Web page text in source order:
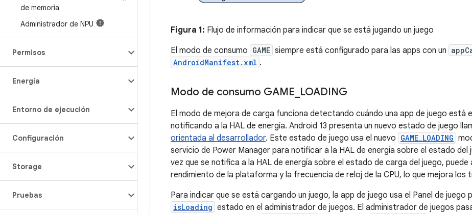
de memoria
Administrador de NPU
Permisos
Energía
Entorno de ejecución
Configuración
Storage
Pruebas
Figura 1: Flujo de información para indicar que se está jugando un juego
El modo de consumo GAME siempre está configurado para las apps con un
AndroidManifest.xml .
Modo de consumo GAME LOADING
El modo de mejora de carga funciona detectando cuándo una app de juego está
notificando a la HAL de energía. Android 13 presenta un nuevo estado de juego
orientada al desarrollador. Este estado de juego usa el nuevo GAME_LOADING
servicio de Power Manager para notificar a la HAL de energía sobre el estado del
vez que se notifica a la HAL de energía sobre el estado de carga del juego,
rendimiento de la plataforma y la frecuencia de reloj de la CPU, lo que mejora los
Para indicar que se está cargando un juego, la app de juego usa el Panel de juego
isLoading estado en el administrador de juegos. El administrador de juegos